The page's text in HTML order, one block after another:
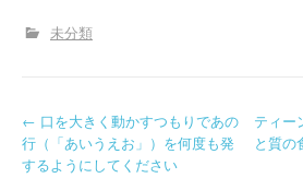
未分類
P
o
← 口を大きく動かすつもりであの
行（「あいうえお」）を何度も発
するようにしてください
ティー
と質の